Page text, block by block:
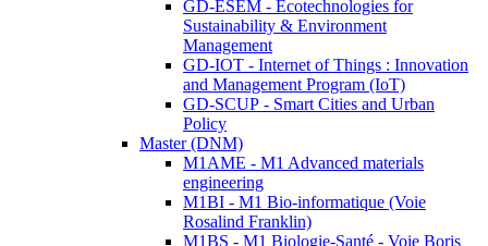
GD-ESEM - Ecotechnologies for
Sustainability & Environment
Management
GD-IOT - Internet of Things : Innovation
and Management Program (IoT)
GD-SCUP - Smart Cities and Urban
Policy
Master (DNM)
M1AME - M1 Advanced materials
engineering
M1BI - M1 Bio-informatique (Voie
Rosalind Franklin)
M1BS - M1 Biologie-Santé - Voie Boris